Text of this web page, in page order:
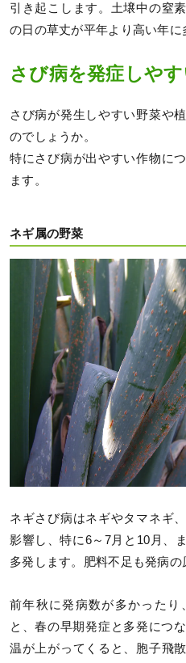
引き起こします。土壌中の窒
の日の草丈が平年より高い年に
さび病を発症しや
さび病が発生しやすい野菜や
のでしょうか。
特にさび病が出やすい作物に
ます。
ネギ属の野菜
ネギさび病はネギやタマネギ
影響し、特に6～7月と10月、
多発します。肥料不足も発病の
前年秋に発病数が多かったり
と、春の早期発症と多発につ
温が上がってくると、胞子飛